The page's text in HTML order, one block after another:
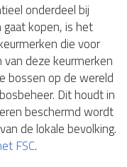
onderdeel bij
kopen, is het
die voor
deze keurmerken
bossen op de wereld
Dit houdt in
beschermd wordt
de lokale bevolking.
FSC.